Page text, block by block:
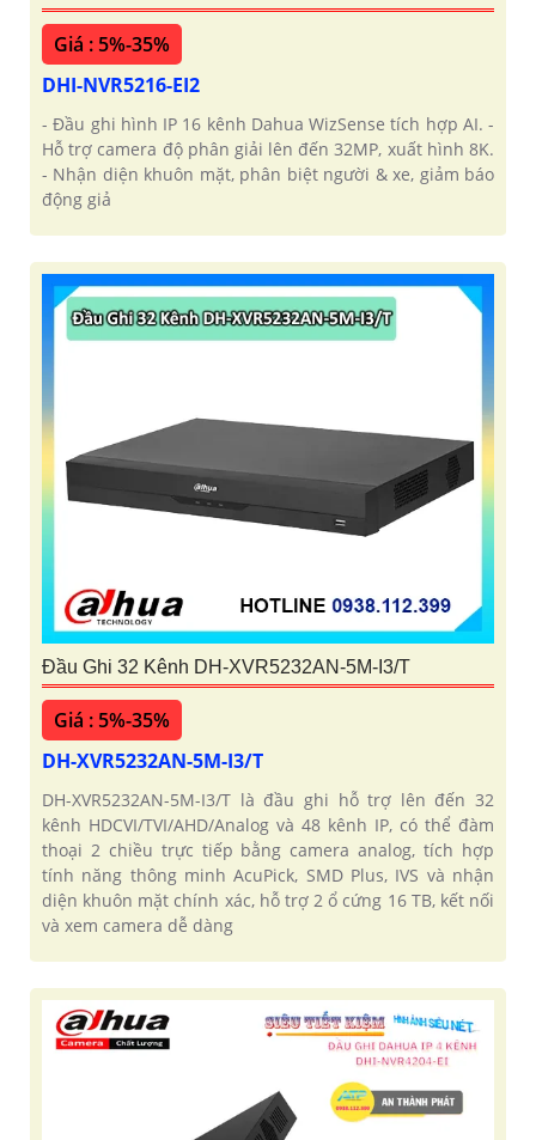
Giá : 5%-35%
DHI-NVR5216-EI2
- Đầu ghi hình IP 16 kênh Dahua WizSense tích hợp AI. -
Hỗ trợ camera độ phân giải lên đến 32MP, xuất hình 8K.
- Nhận diện khuôn mặt, phân biệt người & xe, giảm báo
động giả
Đầu Ghi 32 Kênh DH-XVR5232AN-5M-I3/T
Giá : 5%-35%
DH-XVR5232AN-5M-I3/T
DH-XVR5232AN-5M-I3/T là đầu ghi hỗ trợ lên đến 32
kênh HDCVI/TVI/AHD/Analog và 48 kênh IP, có thể đàm
thoại 2 chiều trực tiếp bằng camera analog, tích hợp
tính năng thông minh AcuPick, SMD Plus, IVS và nhận
diện khuôn mặt chính xác, hỗ trợ 2 ổ cứng 16 TB, kết nối
và xem camera dễ dàng